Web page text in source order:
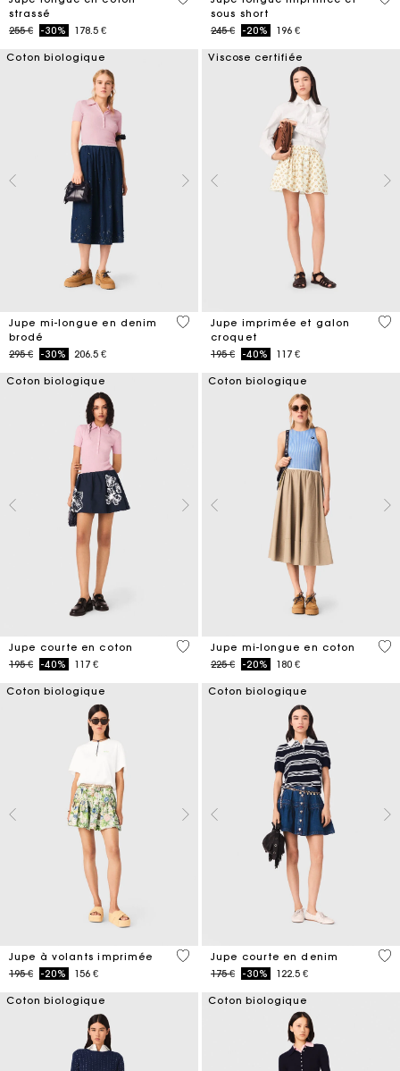
strassé
Price reduced from
255 €to-30% 178.5 €
sous short
Price reduced from
245 €to-20% 196 €
Coton biologique
Jupe mi-longue en denim
brodé
Price reduced from
295 €to-30% 206.5 €
3,4 out of 5 Customer Rating
Viscose certifiée
Jupe imprimée et galon
croquet
Price reduced from
195 €to-40% 117 €
5
Coton biologique
Jupe courte en coton
Price reduced from
195 €to-40% 117 €
4,2 out of 5 Customer Rating
Coton biologique
Jupe mi-longue en coton
Price reduced from
225 €to-20% 180 €
5
Coton biologique
Jupe à volants imprimée
Price reduced from
195 €to-20% 156 €
4,8 out of 5 Customer Rating
Coton biologique
Jupe courte en denim
Price reduced from
175 €to-30% 122.5 €
4,5
Coton biologique Coton biologique